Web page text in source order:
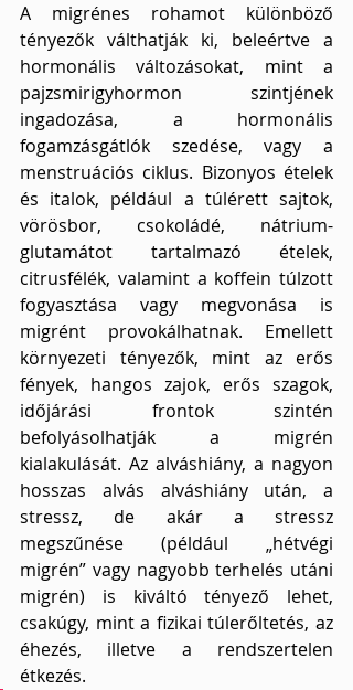
A migrénes rohamot különböző
tényezők válthatják ki, beleértve a
hormonális változásokat, mint a
pajzsmirigyhormon szintjének
ingadozása, a hormonális
fogamzásgátlók szedése, vagy a
menstruációs ciklus. Bizonyos ételek
és italok, például a túlérett sajtok,
vörösbor, csokoládé, nátrium-
glutamátot tartalmazó ételek,
citrusfélék, valamint a koffein túlzott
fogyasztása vagy megvonása is
migrént provokálhatnak. Emellett
környezeti tényezők, mint az erős
fények, hangos zajok, erős szagok,
időjárási frontok szintén
befolyásolhatják a migrén
kialakulását. Az alváshiány, a nagyon
hosszas alvás alváshiány után, a
stressz, de akár a stressz
megszűnése (például „hétvégi
migrén” vagy nagyobb terhelés utáni
migrén) is kiváltó tényező lehet,
csakúgy, mint a fizikai túlerőltetés, az
éhezés, illetve a rendszertelen
étkezés.